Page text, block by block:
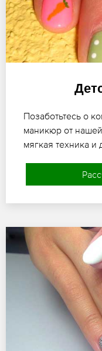
Позаботьтесь о
маникюр от
мягкая техника